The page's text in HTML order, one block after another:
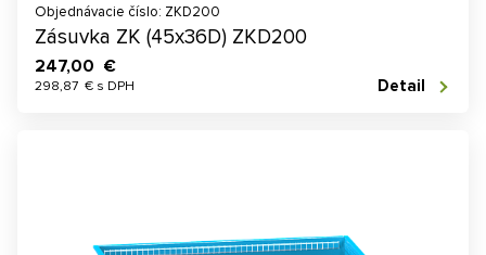
Objednávacie číslo: ZKD200
Zásuvka ZK (45x36D) ZKD200
247,00 €
298,87 € s DPH Detail